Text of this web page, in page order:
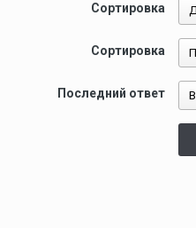
Сортировка
Сортировка
Последний ответ